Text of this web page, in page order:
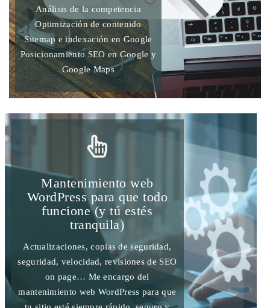
Análisis de la competencia
Optimización de contenido
Sitemap e indexación en Google
Posicionamiento SEO en Google y
Google Maps
Mantenimiento web
WordPress para que todo
funcione (y tú estés
tranquila)
Actualizaciones, copias de seguridad,
seguridad, velocidad, revisiones de SEO
on page… Me encargo del
mantenimiento web WordPress para que